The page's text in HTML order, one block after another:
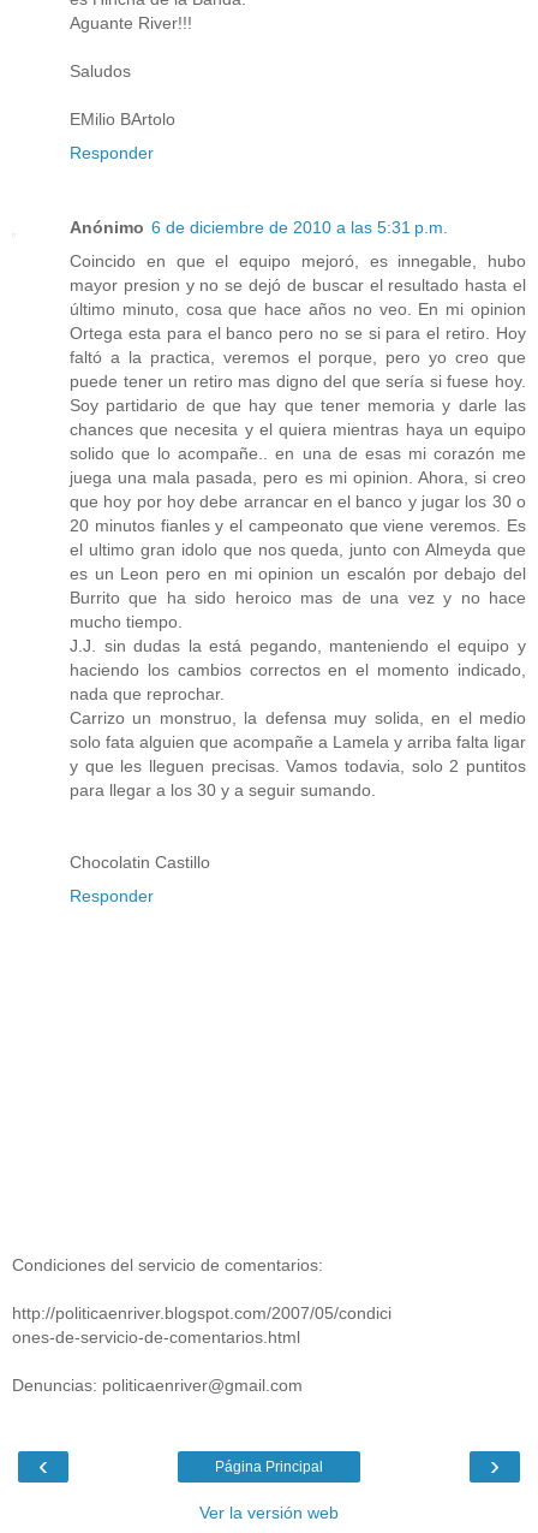
Aguante River!!!
Saludos
EMilio BArtolo
Responder
Anónimo 6 de diciembre de 2010 a las 5:31 p.m.
Coincido en que el equipo mejoró, es innegable, hubo
mayor presion y no se dejó de buscar el resultado hasta el
último minuto, cosa que hace años no veo. En mi opinion
Ortega esta para el banco pero no se si para el retiro. Hoy
faltó a la practica, veremos el porque, pero yo creo que
puede tener un retiro mas digno del que sería si fuese hoy.
Soy partidario de que hay que tener memoria y darle las
chances que necesita y el quiera mientras haya un equipo
solido que lo acompañe.. en una de esas mi corazón me
juega una mala pasada, pero es mi opinion. Ahora, si creo
que hoy por hoy debe arrancar en el banco y jugar los 30 o
20 minutos fianles y el campeonato que viene veremos. Es
el ultimo gran idolo que nos queda, junto con Almeyda que
es un Leon pero en mi opinion un escalón por debajo del
Burrito que ha sido heroico mas de una vez y no hace
mucho tiempo.
J.J. sin dudas la está pegando, manteniendo el equipo y
haciendo los cambios correctos en el momento indicado,
nada que reprochar.
Carrizo un monstruo, la defensa muy solida, en el medio
solo fata alguien que acompañe a Lamela y arriba falta ligar
y que les lleguen precisas. Vamos todavia, solo 2 puntitos
para llegar a los 30 y a seguir sumando.
Chocolatin Castillo
Responder
Condiciones del servicio de comentarios:
http://politicaenriver.blogspot.com/2007/05/condici
ones-de-servicio-de-comentarios.html
Denuncias: politicaenriver@gmail.com
‹ ›
Página Principal
Ver la versión web